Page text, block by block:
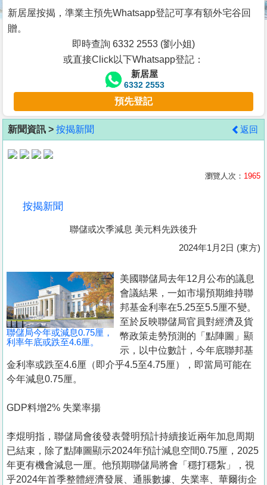
谷
按
客
地
產
業
手
冊
關
於
新居屋按揭，準業主預先Whatsapp登記可享有額外宅谷回
贈。
即時查詢 6332 2553 (劉小姐)
或直接Click以下Whatsapp登記：
新居屋
6332 2553
預先登記
新聞資訊 > 按揭新聞 返回
瀏覽人次： 1965
按揭新聞
聯儲或次季減息 美元料先跌後升
2024年1月2日 (東方)
聯儲局今年或減息0.75厘，
利率年底或跌至4.6厘。
美國聯儲局去年12月公布的議息
會議結果，一如市場預期維持聯
邦基金利率在5.25至5.5厘不變。
至於反映聯儲局官員對經濟及貨
幣政策走勢預測的「點陣圖」顯
示，以中位數計，今年底聯邦基
金利率或跌至4.6厘（即介乎4.5至4.75厘），即當局可能在
今年減息0.75厘。
GDP料增2% 失業率揚
李焜明指，聯儲局會後發表聲明預計持續接近兩年加息周期
已結束，除了點陣圖顯示2024年預計減息空間0.75厘，2025
年更有機會減息一厘。他預期聯儲局將會「穩打穩紮」，視
乎2024年首季整體經濟發展、通脹數據、失業率、華爾街企